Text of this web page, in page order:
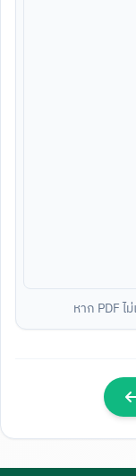
หาก PDF